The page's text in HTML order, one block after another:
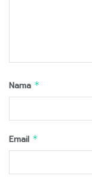
Nama *
Email *